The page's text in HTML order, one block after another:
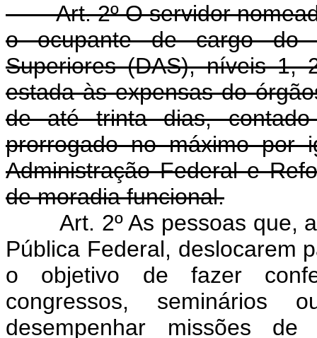
Art. 2º O servidor nomeado
o ocupante de cargo do
Superiores (DAS), níveis
estada às expensas do
de até trinta dias,
prorrogado no máximo por
Administração Federal e
de moradia funcional.
Art. 2º As pessoas que,
Pública Federal, deslocarem
o objetivo de fazer
congressos, seminários
desempenhar missões